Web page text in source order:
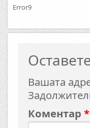
Error9
Вашата
Коментар *